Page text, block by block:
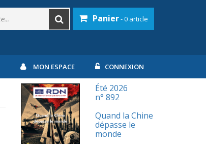
Panier- 0 article
MON ESPACE CONNEXION
Été 2026
n° 892
Quand la Chine
dépasse le
monde